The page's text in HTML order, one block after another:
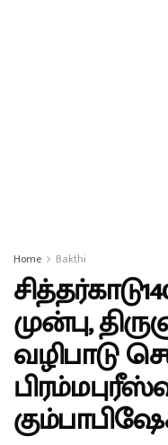
Home Bakthi
முன்பு,
வழிபாடு